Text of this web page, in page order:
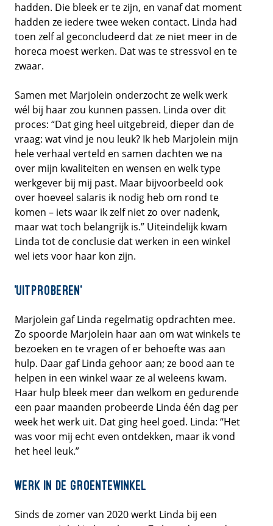
hadden. Die bleek er te zijn, en vanaf dat moment
hadden ze iedere twee weken contact. Linda had
toen zelf al geconcludeerd dat ze niet meer in de
horeca moest werken. Dat was te stressvol en te
zwaar.
Samen met Marjolein onderzocht ze welk werk
wél bij haar zou kunnen passen. Linda over dit
proces: “Dat ging heel uitgebreid, dieper dan de
vraag: wat vind je nou leuk? Ik heb Marjolein mijn
hele verhaal verteld en samen dachten we na
over mijn kwaliteiten en wensen en welk type
werkgever bij mij past. Maar bijvoorbeeld ook
over hoeveel salaris ik nodig heb om rond te
komen – iets waar ik zelf niet zo over nadenk,
maar wat toch belangrijk is.” Uiteindelijk kwam
Linda tot de conclusie dat werken in een winkel
wel iets voor haar kon zijn.
‘Uitproberen’
Marjolein gaf Linda regelmatig opdrachten mee.
Zo spoorde Marjolein haar aan om wat winkels te
bezoeken en te vragen of er behoefte was aan
hulp. Daar gaf Linda gehoor aan; ze bood aan te
helpen in een winkel waar ze al weleens kwam.
Haar hulp bleek meer dan welkom en gedurende
een paar maanden probeerde Linda één dag per
week het werk uit. Dat ging heel goed. Linda: “Het
was voor mij echt even ontdekken, maar ik vond
het heel leuk.”
Werk in de groentewinkel
Sinds de zomer van 2020 werkt Linda bij een